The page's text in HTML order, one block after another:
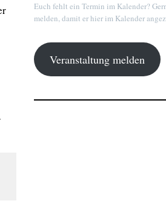
Euch fehlt ein Termin im Kalender?
melden, damit er hier im Kalender
Veranstaltung melden